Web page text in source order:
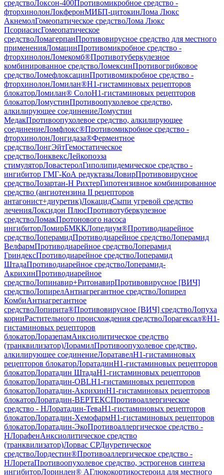
средствоЛоксон-400Противомикробное средство -
фторхинолонЛокферонМИБП-цитокинЛома Люкс
АкнемолГомеопатическое средствоЛома Люкс
ПсориасисГомеопатическое
средствоЛомагерпанПротивовирусное средство для местного
примененияЛомацинПротивомикробное средство -
фторхинолонЛомекомб®Противотуберкулезное
комбинированное средствоЛомексинПротивогрибковое
средствоЛомефлоксацинПротивомикробное средство -
фторхинолонЛомилан®H1-гистаминовых рецепторов
блокаторЛомилан® СолоH1-гистаминовых рецепторов
блокаторЛомустинПротивоопухолевое средство,
алкилирующее соединениеЛомустин
МедакПротивоопухолевое средство, алкилирующее
соединениеЛомфлокс®Противомикробное средство -
фторхинолонЛонгидаза®Ферментное
средствоЛонгЭйтГемостатическое
средствоЛонквексЛейкопоэза
стимуляторЛовастеролГиполипидемическое средство -
ингибитор ГМГ-КоА редуктазыЛовирПротивовирусное
средствоЛозартан-Н РихтерГипотензивное комбинированное
средство (ангиотензина II рецепторов
антагонист+диуретик)ЛокацидСыпи угревой средство
леченияЛоксидон ПлюсПротивотуберкулезное
средствоЛомакПротонового насоса
ингибиторЛомирБМККЛопедиум®Противодиарейное
средствоЛоперамидПротиводиарейное средствоЛоперамид
ВелфармПротиводиарейное средствоЛоперамид
ГриндексПротиводиарейное средствоЛоперамид
ШтадаПротиводиарейное средствоЛоперамид-
АкрихинПротиводиарейное
средствоЛопинавир+РитонавирПротивовирусное [ВИЧ]
средствоЛопирелАнтиагрегантное средствоЛопирел
КомбиАнтиагрегантное
средствоЛопирита®Противовирусное [ВИЧ] средствоЛопуха
корниРастительного происхождения средствоЛорагексал®H1-
гистаминовых рецепторов
блокаторЛоразепамАнксиолитическое средство
(транквилизатор)ЛорамилПротивоопухолевое средство,
алкилирующее соединениеЛоратавелH1-гистаминовых
рецепторов блокаторЛоратадинH1-гистаминовых рецепторов
блокаторЛоратадин ШтадаH1-гистаминовых рецепторов
блокаторЛоратадин-OBLH1-гистаминовых рецепторов
блокаторЛоратадин-АкрихинH1-гистаминовых рецепторов
блокаторЛоратадин-ВЕРТЕКСПротивоаллергическое
средство - HЛоратадин-ТеваH1-гистаминовых рецепторов
блокаторЛоратадин-ХемофармH1-гистаминовых рецепторов
блокаторЛоратадин-ЭкоПротивоаллергическое средство -
HЛорафенАнксиолитическое средство
(транквилизатор)Лорвас СРДиуретическое
средствоЛордестин®Противоаллергическое средство -
HЛоретаПротивоопухолевое средство, эстрогенов синтеза
ингибиторЛоринден® АГлюкокортикостероид для местного